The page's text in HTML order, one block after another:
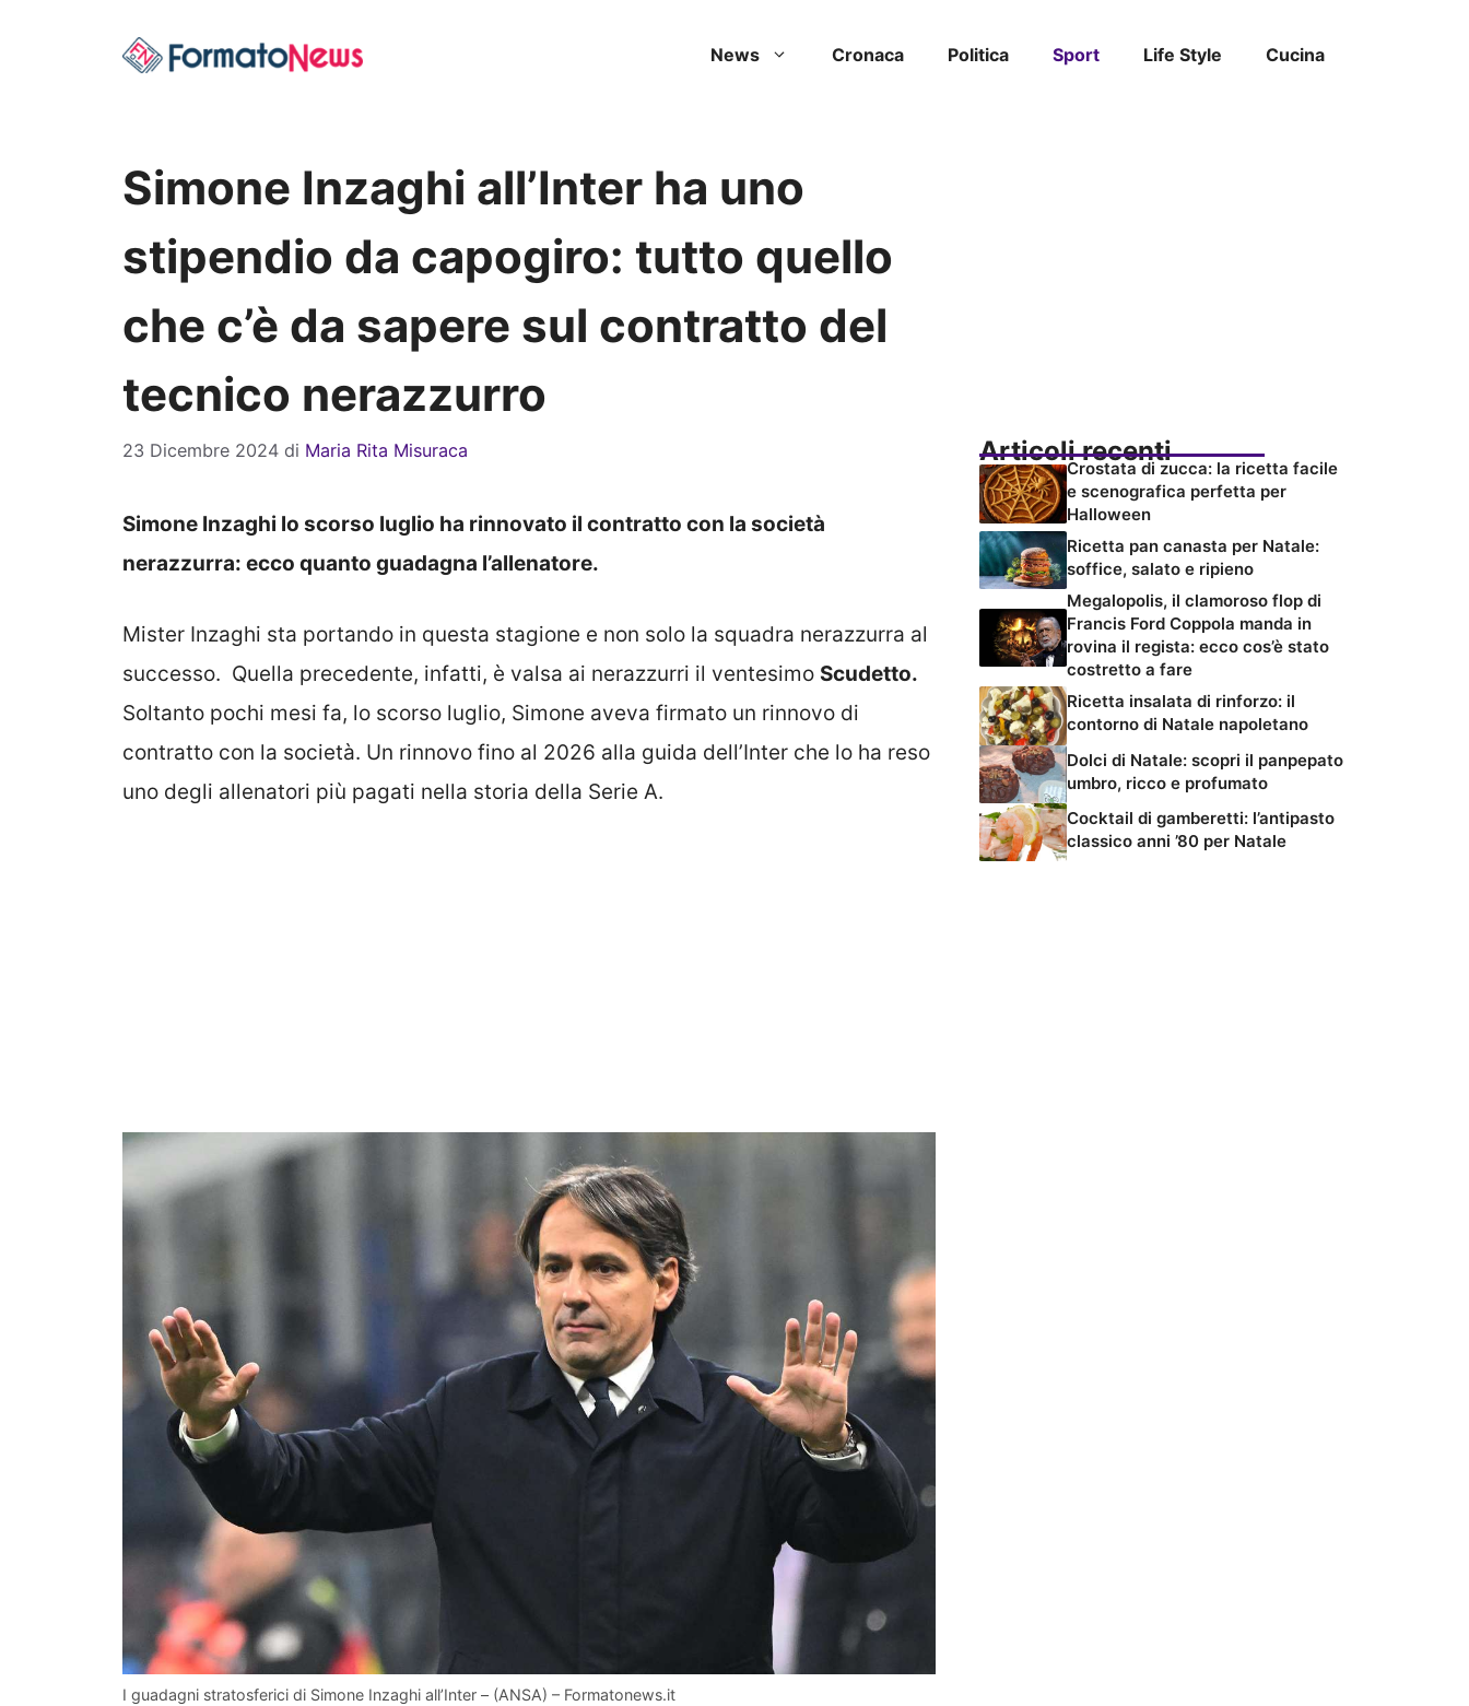
News Cronaca Politica Sport Life Style Cucina
Simone Inzaghi all’Inter ha uno
stipendio da capogiro: tutto quello
che c’è da sapere sul contratto del
tecnico nerazzurro
23 Dicembre 2024 di Maria Rita Misuraca
Simone Inzaghi lo scorso luglio ha rinnovato il contratto con la società
nerazzurra: ecco quanto guadagna l’allenatore.
Mister Inzaghi sta portando in questa stagione e non solo la squadra nerazzurra al
successo. Quella precedente, infatti, è valsa ai nerazzurri il ventesimo Scudetto.
Soltanto pochi mesi fa, lo scorso luglio, Simone aveva firmato un rinnovo di
contratto con la società. Un rinnovo fino al 2026 alla guida dell’Inter che lo ha reso
uno degli allenatori più pagati nella storia della Serie A.
I guadagni stratosferici di Simone Inzaghi all’Inter – (ANSA) – Formatonews.it
Articoli recenti
Crostata di zucca: la ricetta facile
e scenografica perfetta per
Halloween
Ricetta pan canasta per Natale:
soffice, salato e ripieno
Megalopolis, il clamoroso flop di
Francis Ford Coppola manda in
rovina il regista: ecco cos’è stato
costretto a fare
Ricetta insalata di rinforzo: il
contorno di Natale napoletano
Dolci di Natale: scopri il panpepato
umbro, ricco e profumato
Cocktail di gamberetti: l’antipasto
classico anni ’80 per Natale